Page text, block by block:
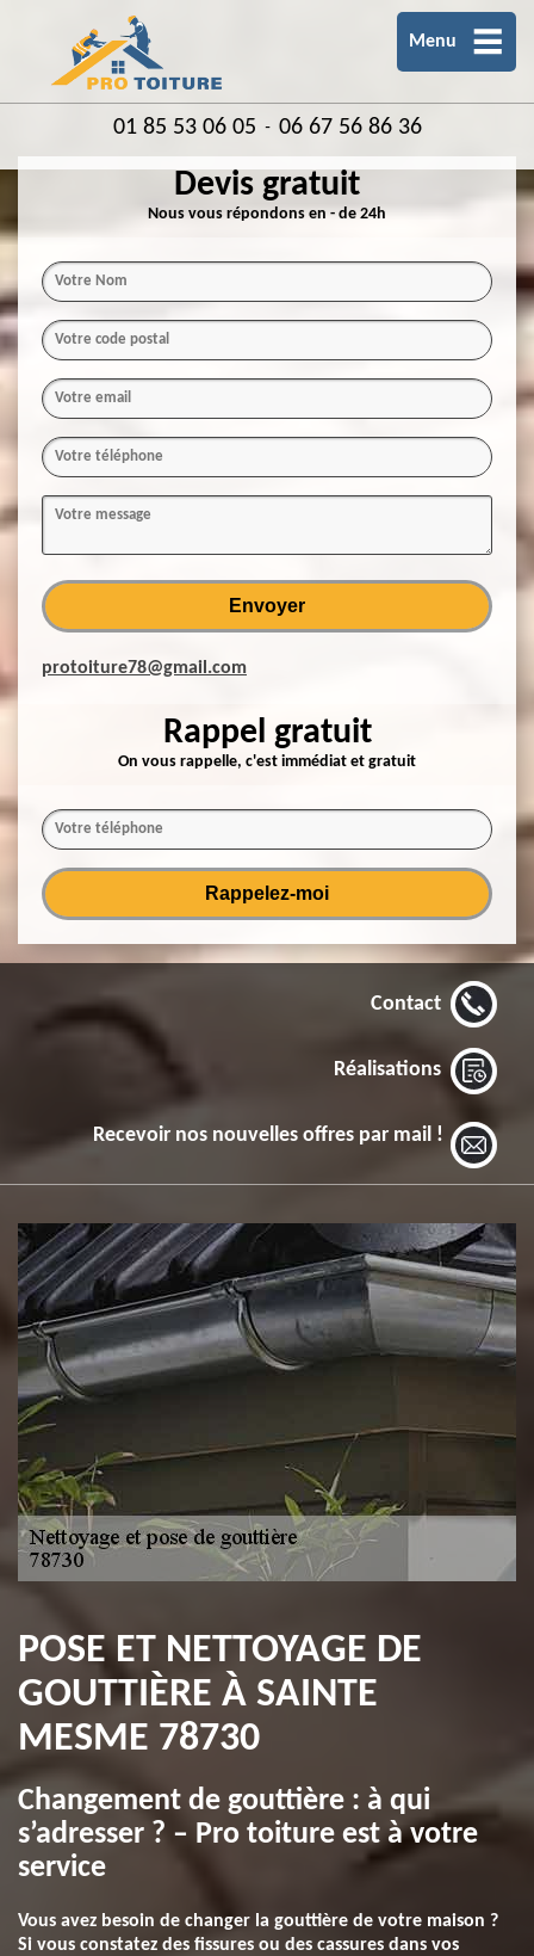
Menu
01 85 53 06 05 - 06 67 56 86 36
Devis gratuit
Nous vous répondons en - de 24h
protoiture78@gmail.com
Rappel gratuit
On vous rappelle, c'est immédiat et gratuit
Contact
Réalisations
Recevoir nos nouvelles offres par mail !
POSE ET NETTOYAGE DE
GOUTTIÈRE À SAINTE
MESME 78730
Changement de gouttière : à qui
s’adresser ? – Pro toiture est à votre
service
Vous avez besoin de changer la gouttière de votre maison ?
Si vous constatez des fissures ou des cassures dans vos